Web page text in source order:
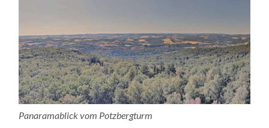
Panaramablick vom Potzbergturm